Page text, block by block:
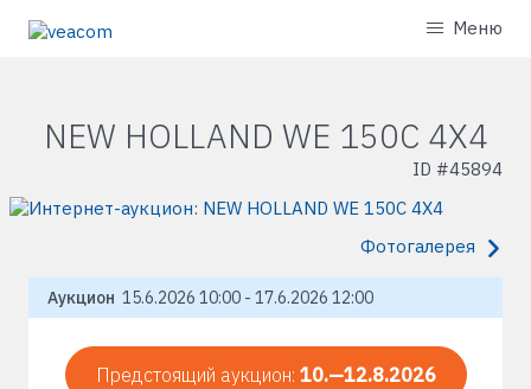
Меню
NEW HOLLAND WE 150C 4X4
ID #45894
Фотогалерея
Аукцион 15.6.2026 10:00 - 17.6.2026 12:00
Предстоящий аукцион: 10.—12.8.2026